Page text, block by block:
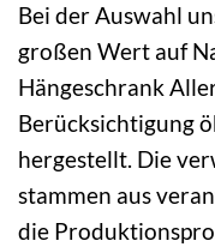
Bei der Auswahl
großen Wert auf
Hängeschrank
Berücksichtigung
hergestellt. Die
stammen aus
die